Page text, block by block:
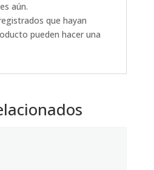
aún.
que hayan
pueden hacer una